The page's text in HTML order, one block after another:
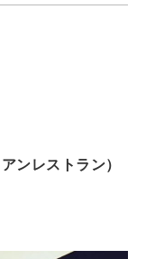
ンレストラン）